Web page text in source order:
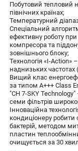
Побутовий тепловий
північних країнах;
Температурний
Спеціальний
ефективну роботу при
компресора та
зовнішнього блоку;
Технологія «I-Action»
наднизьких частотах
Вищий клас
за типом А+++ Class
"CH 7-SKY
семи фільтрів
Інноваційна
кондиціонеру робити
бактерій, методом
пластин
очищується за 30